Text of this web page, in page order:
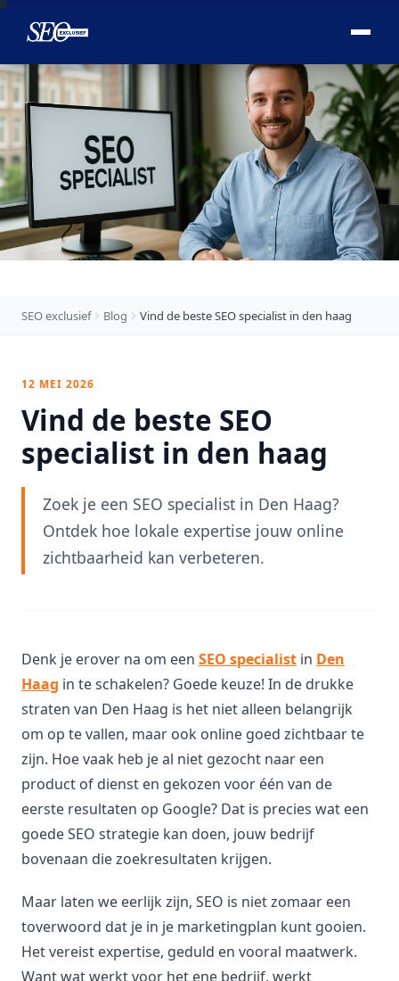
SEO exclusief Blog Vind de beste SEO specialist in den haag
12 MEI 2026
Vind de beste SEO
specialist in den haag
Zoek je een SEO specialist in Den Haag?
Ontdek hoe lokale expertise jouw online
zichtbaarheid kan verbeteren.
Denk je erover na om een SEO specialist in Den
Haag in te schakelen? Goede keuze! In de drukke
straten van Den Haag is het niet alleen belangrijk
om op te vallen, maar ook online goed zichtbaar te
zijn. Hoe vaak heb je al niet gezocht naar een
product of dienst en gekozen voor één van de
eerste resultaten op Google? Dat is precies wat een
goede SEO strategie kan doen, jouw bedrijf
bovenaan die zoekresultaten krijgen.
Maar laten we eerlijk zijn, SEO is niet zomaar een
toverwoord dat je in je marketingplan kunt gooien.
Het vereist expertise, geduld en vooral maatwerk.
Want wat werkt voor het ene bedrijf, werkt